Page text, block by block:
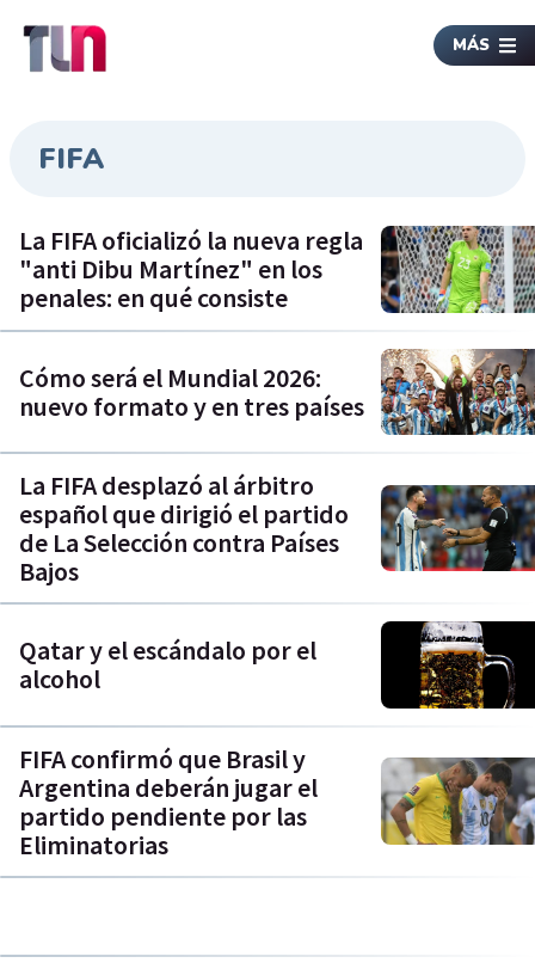
MÁS
FIFA
La FIFA oficializó la nueva regla
"anti Dibu Martínez" en los
penales: en qué consiste
Cómo será el Mundial 2026:
nuevo formato y en tres países
La FIFA desplazó al árbitro
español que dirigió el partido
de La Selección contra Países
Bajos
Qatar y el escándalo por el
alcohol
FIFA confirmó que Brasil y
Argentina deberán jugar el
partido pendiente por las
Eliminatorias